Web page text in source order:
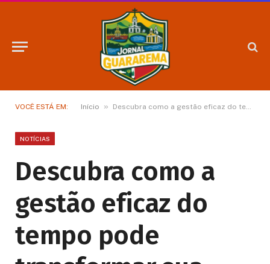
VOCÊ ESTÁ EM: Início » Descubra como a gestão eficaz do tempo pode transformar sua performance no trabalho e na vida pessoal!
NOTÍCIAS
Descubra como a
gestão eficaz do
tempo pode